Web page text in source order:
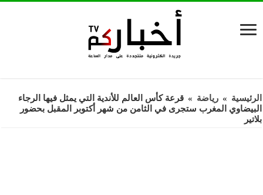
الرئيسية » رياضة » قرعة كأس العالم للأندية التي يمثل فيها الرجاء
البيضاوي المغرب ستجرى في الثامن من شهر أكتوبر المقبل بحضور
بلاتير